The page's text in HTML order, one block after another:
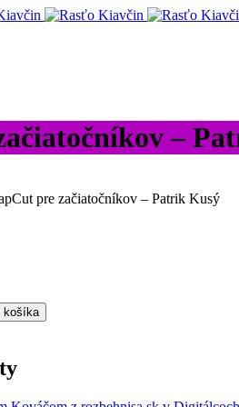
–
pre začiatočníkov – Patrik Kusý
košíka